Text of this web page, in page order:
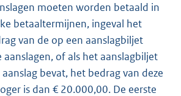
moeten worden betaald in
betaaltermijnen, ingeval het
van de op een aanslagbiljet
aanslagen, of als het aanslagbiljet
bevat, het bedrag van deze
is dan € 20.000,00. De eerste